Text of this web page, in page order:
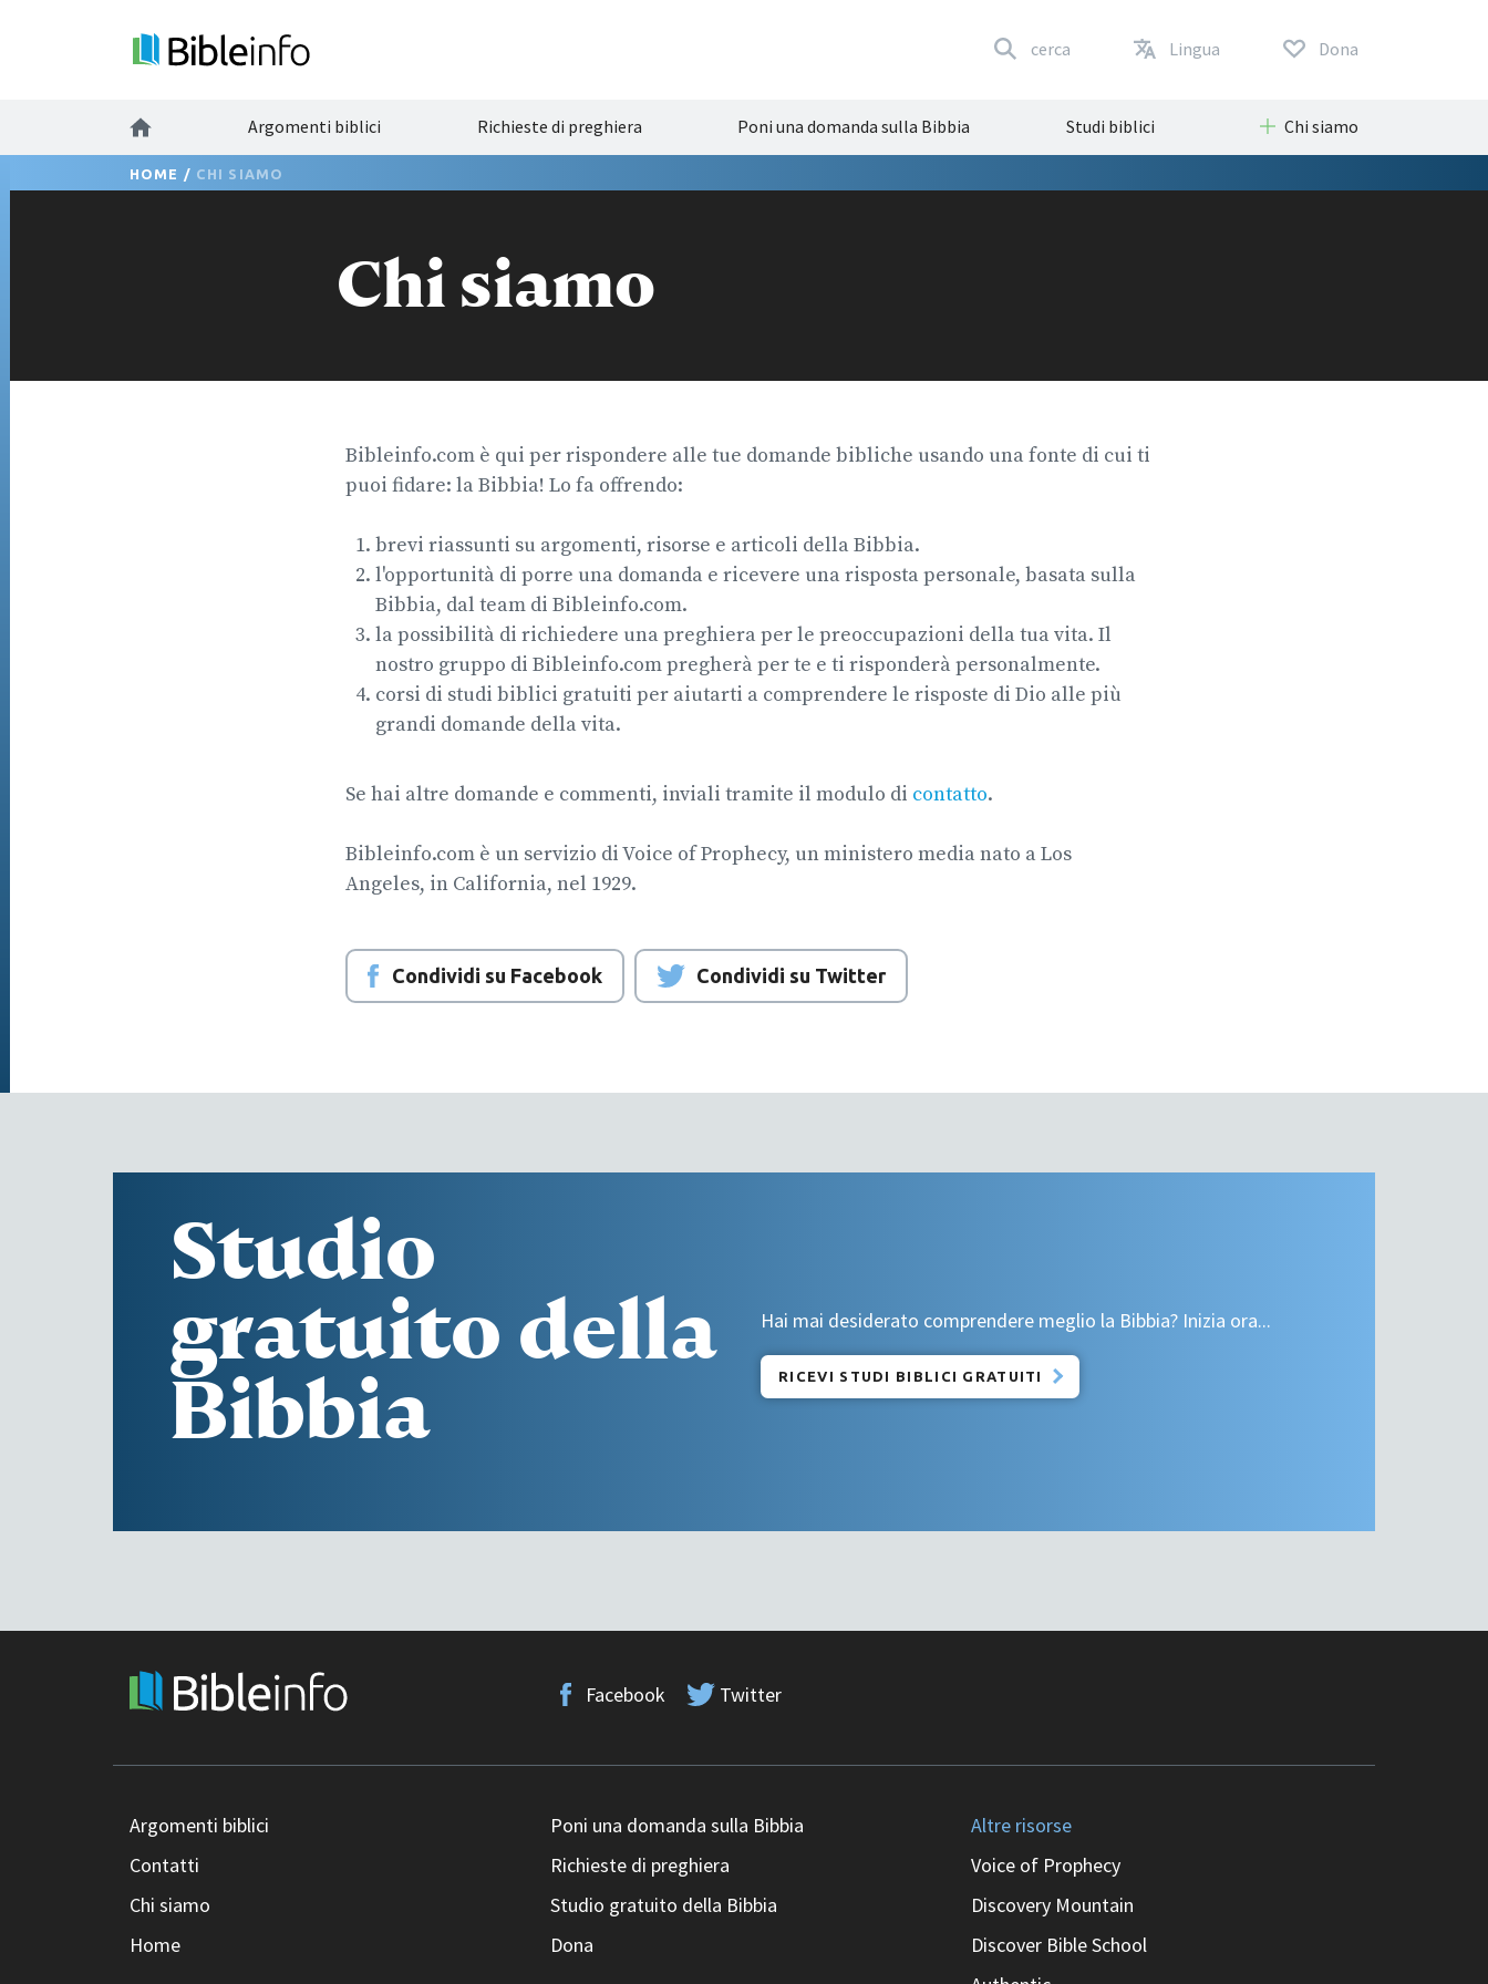
cerca Lingua Dona
Argomenti biblici Richieste di preghiera Poni una domanda sulla Bibbia Studi biblici Chi siamo
HOME / CHI SIAMO
Chi siamo
Bibleinfo.com è qui per rispondere alle tue domande bibliche usando una fonte di cui ti
puoi fidare: la Bibbia! Lo fa offrendo:
brevi riassunti su argomenti, risorse e articoli della Bibbia.
l'opportunità di porre una domanda e ricevere una risposta personale, basata sulla
Bibbia, dal team di Bibleinfo.com.
la possibilità di richiedere una preghiera per le preoccupazioni della tua vita. Il
nostro gruppo di Bibleinfo.com pregherà per te e ti risponderà personalmente.
corsi di studi biblici gratuiti per aiutarti a comprendere le risposte di Dio alle più
grandi domande della vita.
Se hai altre domande e commenti, inviali tramite il modulo di contatto.
Bibleinfo.com è un servizio di Voice of Prophecy, un ministero media nato a Los
Angeles, in California, nel 1929.
Condividi su Facebook Condividi su Twitter
Studio
gratuito della
Bibbia
Hai mai desiderato comprendere meglio la Bibbia? Inizia ora...
RICEVI STUDI BIBLICI GRATUITI
Facebook Twitter
Argomenti biblici
Contatti
Chi siamo
Home
Poni una domanda sulla Bibbia
Richieste di preghiera
Studio gratuito della Bibbia
Dona
Altre risorse
Voice of Prophecy
Discovery Mountain
Discover Bible School